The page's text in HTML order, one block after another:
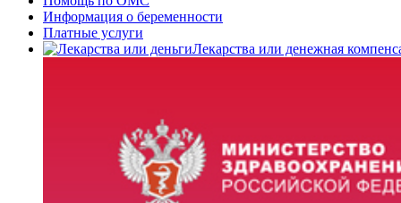
Информация о беременности
Платные услуги
Лекарства или денежная